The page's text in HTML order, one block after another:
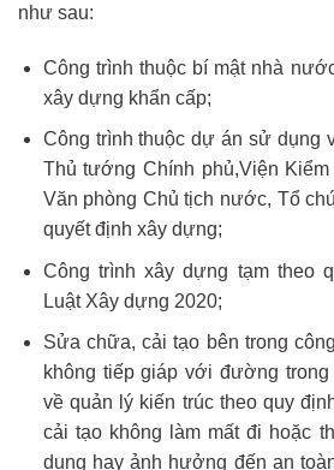
như sau:
Công trình thuộc bí mật nhà
xây dựng khẩn cấp;
Công trình thuộc dự án sử dụng
Thủ tướng Chính phủ,Viện
Văn phòng Chủ tịch nước, Tổ
quyết định xây dựng;
Công trình xây dựng tạm theo
Luật Xây dựng 2020;
Sửa chữa, cải tạo bên trong
không tiếp giáp với đường
về quản lý kiến trúc theo quy
cải tạo không làm mất đi hoặc
dụng hay ảnh hưởng đến an